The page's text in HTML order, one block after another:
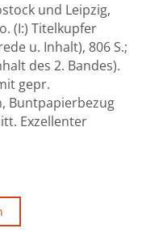
und Leipzig,
(I:) Titelkupfer
u. Inhalt), 806 S.;
des 2. Bandes).
gepr.
Buntpapierbezug
Exzellenter